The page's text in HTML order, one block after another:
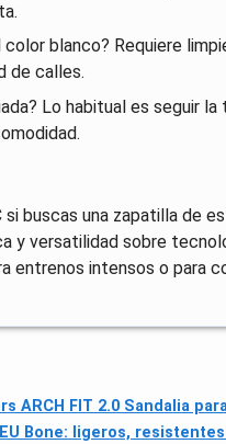
blanco? Requiere
de calles.
Lo habitual es seguir
si buscas una zapatilla de
y versatilidad sobre
entrenos intensos o para
ARCH FIT 2.0 Sandalia
Bone: ligeros,